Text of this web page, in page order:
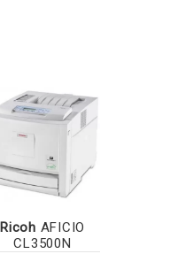
Ricoh AFICIO
CL3500N